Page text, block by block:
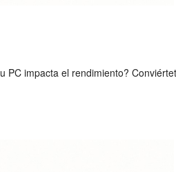
impacta el rendimiento?